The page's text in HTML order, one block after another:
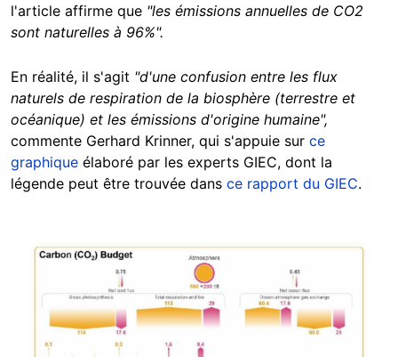
l'article affirme que "les émissions annuelles de CO2
sont naturelles à 96%".
En réalité, il s'agit "d'une confusion entre les flux
naturels de respiration de la biosphère (terrestre et
océanique) et les émissions d'origine humaine",
commente Gerhard Krinner, qui s'appuie sur ce
graphique élaboré par les experts GIEC, dont la
légende peut être trouvée dans ce rapport du GIEC.
Image